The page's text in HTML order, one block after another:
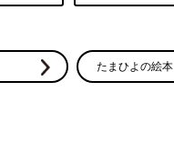
たまひよの絵本